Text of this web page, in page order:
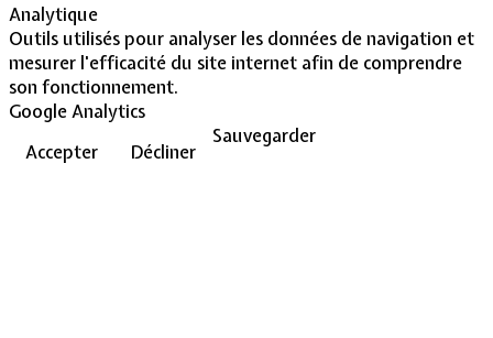
Analytique
Outils utilisés pour analyser les données de navigation et
mesurer l'efficacité du site internet afin de comprendre
son fonctionnement.
Google Analytics
Accepter
Décliner
Sauvegarder